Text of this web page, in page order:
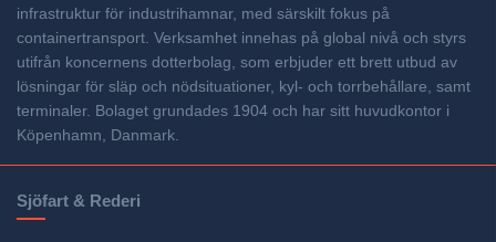
infrastruktur för industrihamnar, med särskilt fokus på
containertransport. Verksamhet innehas på global nivå och styrs
utifrån koncernens dotterbolag, som erbjuder ett brett utbud av
lösningar för släp och nödsituationer, kyl- och torrbehållare, samt
terminaler. Bolaget grundades 1904 och har sitt huvudkontor i
Köpenhamn, Danmark.
Sjöfart & Rederi